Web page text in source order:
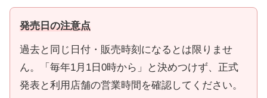
発売日の注意点
過去と同じ日付・販売時刻になるとは限りませ
ん。「毎年1月1日0時から」と決めつけず、正式
発表と利用店舗の営業時間を確認してください。